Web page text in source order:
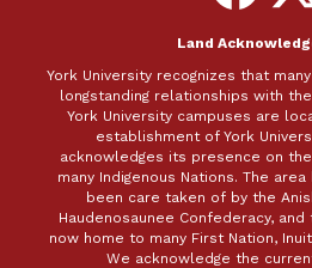
Facebook
X
Land
York University recognizes that
longstanding relationships with
York University campuses are
establishment of York
acknowledges its presence on
many Indigenous Nations. The
been care taken of by the
Haudenosaunee Confederacy,
now home to many First Nation,
We acknowledge the